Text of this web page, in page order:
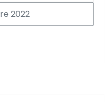
2022